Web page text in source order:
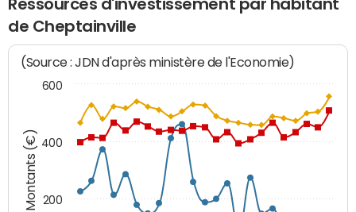
Ressources d'investissement par habitant
de Cheptainville
Montants (€)
(Source : JDN d'après ministère de l'Economie)
200
400
600